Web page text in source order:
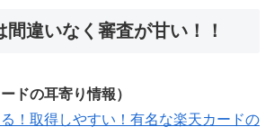
違いなく審査が甘い！！
ドの耳寄り情報）
！取得しやすい！有名な楽天カードの